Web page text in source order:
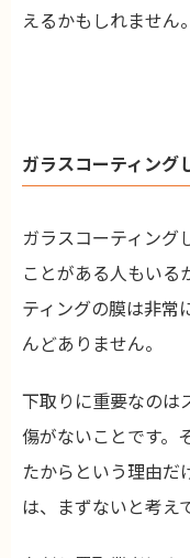
えるかもしれません。
ガラスコーティング
ガラスコーティング
ことがある人もいる
ティングの膜は非常
んどありません。
下取りに重要なのは
傷がないことです。
たからという理由だ
は、まずないと考え